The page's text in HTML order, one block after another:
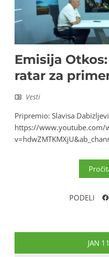
Emisija
ratar za
Vesti
Pripremio: Slavisa
https://www.youtube.com/
PODELI
JAN 11